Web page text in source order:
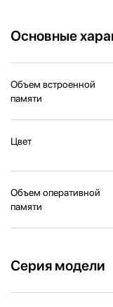
Основные
Объем встроенной
памяти
Цвет
Объем оперативной
памяти
Серия модели